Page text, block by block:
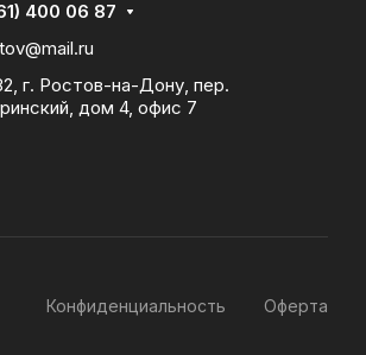
400 06 87
г. Ростов-на-Дону, пер.
дом 4, офис 7
Конфиденциальность Оферта